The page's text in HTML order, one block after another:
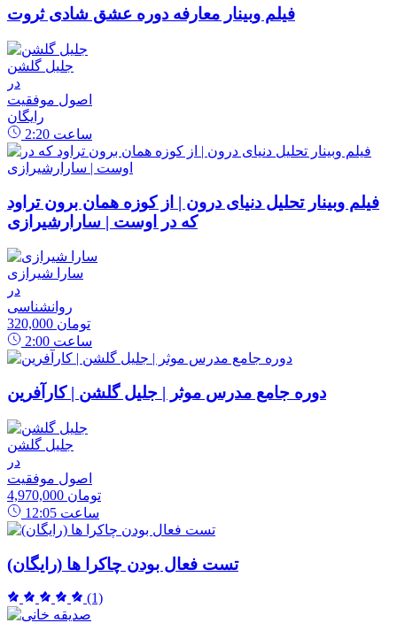
فیلم وبینار معارفه دوره عشق شادی ثروت
جلیل گلشن
در
اصول موفقیت
رایگان
2:20 ساعت
فیلم وبینار تحلیل دنیای درون | از کوزه همان برون تراود
که در اوست | سارارشیرازی
سارا شیرازی
در
روانشناسی
320,000 تومان
2:00 ساعت
دوره جامع مدرس موثر | جلیل گلشن | کارآفرین
جلیل گلشن
در
اصول موفقیت
4,970,000 تومان
12:05 ساعت
تست فعال بودن چاکرا ها (رایگان)
(1)